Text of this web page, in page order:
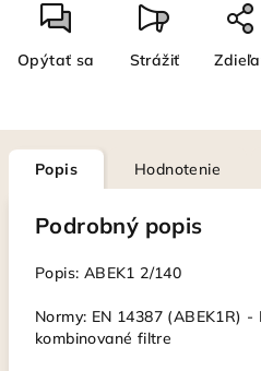
Opýtať sa Strážiť
Popis Hodnotenie
Podrobný popis
Popis: ABEK1 2/140
Normy: EN 14387 (ABEK1R)
kombinované filtre